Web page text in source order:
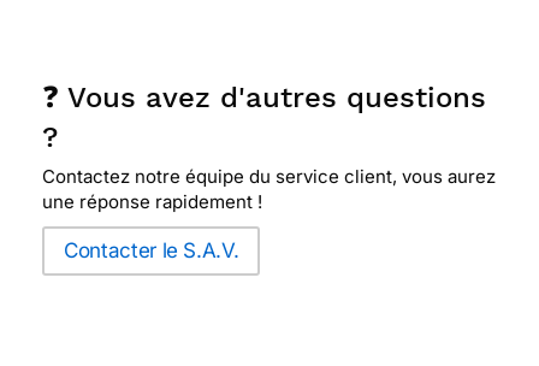
❓ Vous avez d'autres questions
?
Contactez notre équipe du service client, vous aurez
une réponse rapidement !
Contacter le S.A.V.